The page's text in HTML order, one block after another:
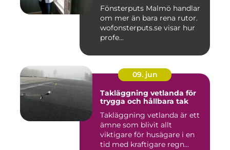
Fönsterputs Malmö handlar
om mer än bara rena rutor.
wofonsterputs.se visar hur
profe...
09. jun
Takläggning vetlanda för
trygga och hållbara tak
Takläggning vetlanda är ett
ämne som blivit allt
viktigare för husägare i en
tid med kraftigare regn...